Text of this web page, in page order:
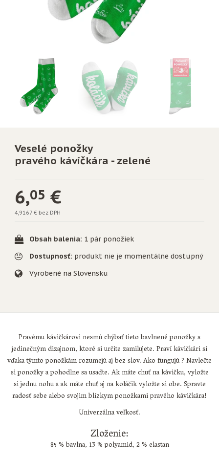
Veselé ponožky
pravého kávičkára - zelené
6,05 €
4,9167 € bez DPH
Obsah balenia: 1 pár ponožiek
Dostupnosť: produkt nie je momentálne dostupný
Vyrobené na Slovensku
Pravému kávičkárovi nesmú chýbať tieto bavlnené ponožky s
jedinečným dizajnom, ktoré si určite zamilujete. Praví kávičkári si
vďaka týmto ponožkám rozumejú aj bez slov. Ako fungujú ? Navlečte
si ponožky a pohodlne sa usaďte. Ak máte chuť na kávičku, vyložte
si jednu nohu a ak máte chuť aj na koláčik vyložte si obe. Spravte
radosť sebe alebo svojim blízkym ponožkami pravého kávičkára!
Univerzálna veľkosť.
Zloženie:
85 % bavlna, 13 % polyamid, 2 % elastan